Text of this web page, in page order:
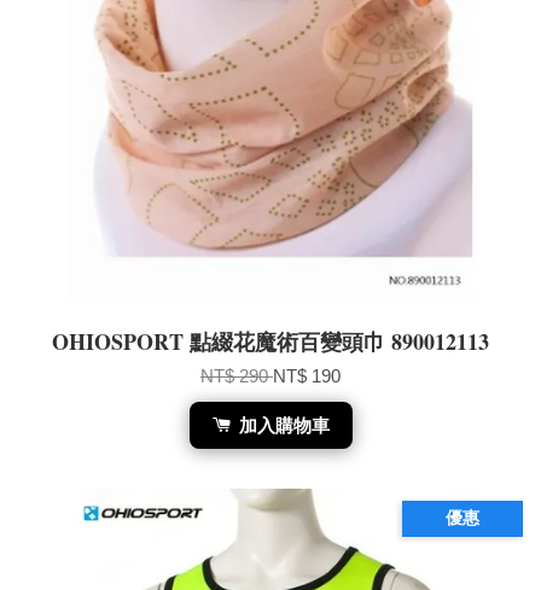
OHIOSPORT 點綴花魔術百變頭巾 890012113
NT$ 290NT$ 190
加入購物車
優惠